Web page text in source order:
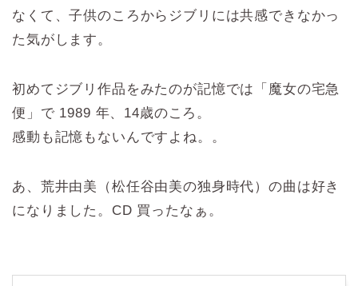
なくて、子供のころからジブリには共感できなかっ
た気がします。
初めてジブリ作品をみたのが記憶では「魔女の宅急
便」で 1989 年、14歳のころ。
感動も記憶もないんですよね。。
あ、荒井由美（松任谷由美の独身時代）の曲は好き
になりました。CD 買ったなぁ。